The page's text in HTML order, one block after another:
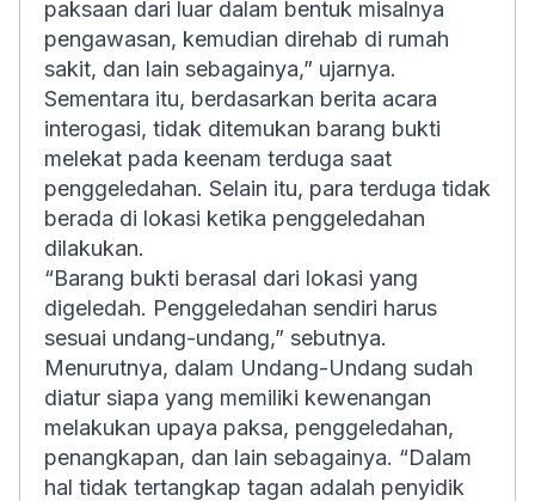
paksaan dari luar dalam bentuk misalnya
pengawasan, kemudian direhab di rumah
sakit, dan lain sebagainya,” ujarnya.
Sementara itu, berdasarkan berita acara
interogasi, tidak ditemukan barang bukti
melekat pada keenam terduga saat
penggeledahan. Selain itu, para terduga tidak
berada di lokasi ketika penggeledahan
dilakukan.
“Barang bukti berasal dari lokasi yang
digeledah. Penggeledahan sendiri harus
sesuai undang-undang,” sebutnya.
Menurutnya, dalam Undang-Undang sudah
diatur siapa yang memiliki kewenangan
melakukan upaya paksa, penggeledahan,
penangkapan, dan lain sebagainya. “Dalam
hal tidak tertangkap tagan adalah penyidik